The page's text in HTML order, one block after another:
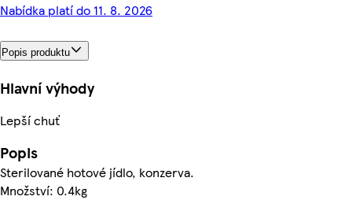
Nabídka platí do 11. 8. 2026
Popis produktu
Hlavní výhody
Lepší chuť
Popis
Sterilované hotové jídlo, konzerva.
Množství: 0.4kg